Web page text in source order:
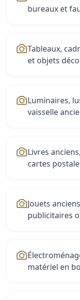
bureaux et
Tableaux,
et objets
Luminaires,
vaisselle
Livres
cartes
Jouets
publicitaires
matériel en